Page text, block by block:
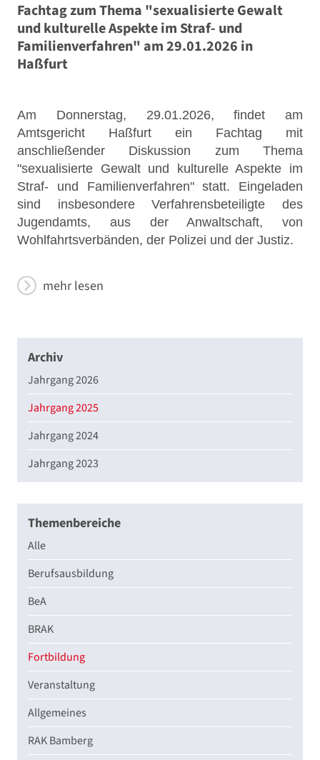
Fachtag zum Thema "sexualisierte Gewalt
und kulturelle Aspekte im Straf- und
Familienverfahren" am 29.01.2026 in
Haßfurt
Am Donnerstag, 29.01.2026, findet am
Amtsgericht Haßfurt ein Fachtag mit
anschließender Diskussion zum Thema
"sexualisierte Gewalt und kulturelle Aspekte im
Straf- und Familienverfahren" statt. Eingeladen
sind insbesondere Verfahrensbeteiligte des
Jugendamts, aus der Anwaltschaft, von
Wohlfahrtsverbänden, der Polizei und der Justiz.
mehr lesen
Archiv
Jahrgang 2026
Jahrgang 2025
Jahrgang 2024
Jahrgang 2023
Themenbereiche
Alle
Berufsausbildung
BeA
BRAK
Fortbildung
Veranstaltung
Allgemeines
RAK Bamberg